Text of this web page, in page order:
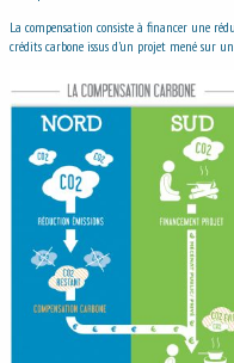
La compensation consiste à financer une
crédits carbone issus d’un projet mené sur